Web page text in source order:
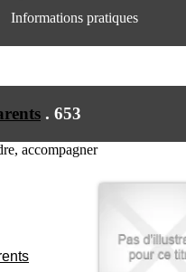
Informations pratiques
du CRA Rhône-Alpes
bât 211
69678 Bron Cedex
Lundi au Vendredi
+33(0)4 37 91 54 65
Fax:
+33(0)4 37 91 54 37
. 653
accompagner